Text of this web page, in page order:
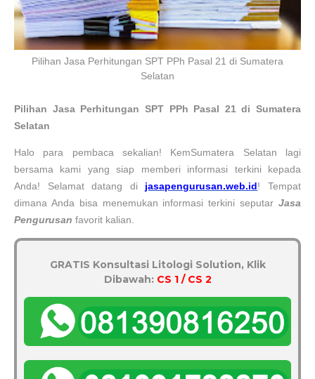
Pilihan Jasa Perhitungan SPT PPh Pasal 21 di Sumatera
Selatan
Pilihan Jasa Perhitungan SPT PPh Pasal 21 di Sumatera
Selatan
Halo para pembaca sekalian! KemSumatera Selatan lagi
bersama kami yang siap memberi informasi terkini kepada
Anda! Selamat datang di jasapengurusan.web.id! Tempat
dimana Anda bisa menemukan informasi terkini seputar Jasa
Pengurusan favorit kalian.
GRATIS Konsultasi Litologi Solution, Klik
Dibawah: CS 1 / CS 2